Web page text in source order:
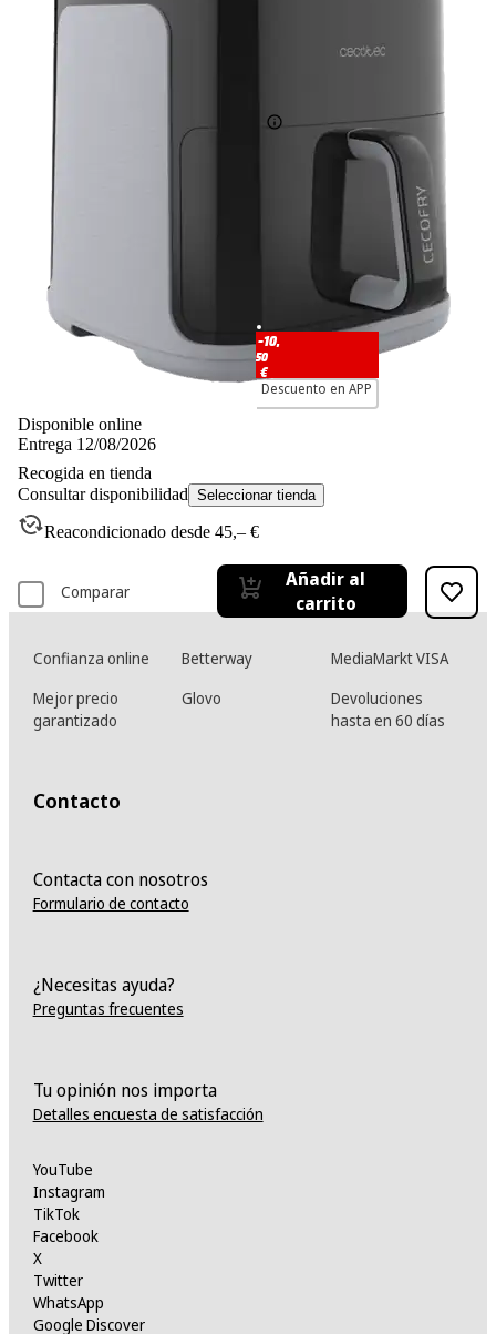
IVA incl. Con envío gratis
Simula tu financiación*
-10,
50
€
Descuento en APP
Disponible online
Entrega 12/08/2026
Recogida en tienda
Consultar disponibilidad Seleccionar tienda
Reacondicionado desde 45,– €
Comparar
Añadir al
carrito
Confianza online Betterway
MediaMarkt VISA
Mejor precio
garantizado
Glovo
Devoluciones
hasta en 60 días
Contacto
Contacta con nosotros
Formulario de contacto
¿Necesitas ayuda?
Preguntas frecuentes
Tu opinión nos importa
Detalles encuesta de satisfacción
YouTube
Instagram
TikTok
Facebook
X
Twitter
WhatsApp
Google Discover